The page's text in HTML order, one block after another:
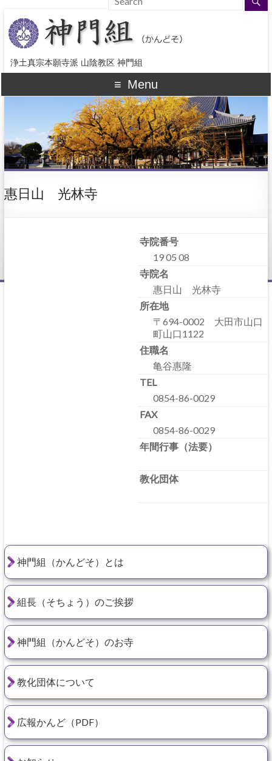
浄土真宗本願寺派 山陰教区 神門組
Menu
惠日山 光林寺
寺院番号
19 05 08
寺院名
惠日山 光林寺
所在地
〒694-0002 大田市山口
町山口1122
住職名
亀谷惠隆
TEL
0854-86-0029
FAX
0854-86-0029
年間行事（法要）
教化団体
神門組（かんどそ）とは
組長（そちょう）のご挨拶
神門組（かんどそ）のお寺
教化団体について
広報かんど（PDF）